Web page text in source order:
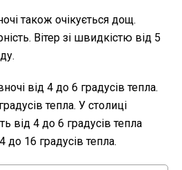
також очікується дощ.
Вітер зі швидкістю від 5
від 4 до 6 градусів тепла.
тепла. У столиці
від 4 до 6 градусів тепла
до 16 градусів тепла.